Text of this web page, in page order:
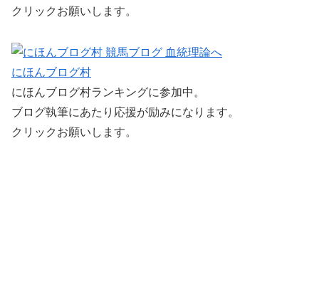
クリックお願いします。
にほんブログ村
にほんブログ村ランキングに参加中。
ブログ執筆にあたり応援が励みになります。
クリックお願いします。